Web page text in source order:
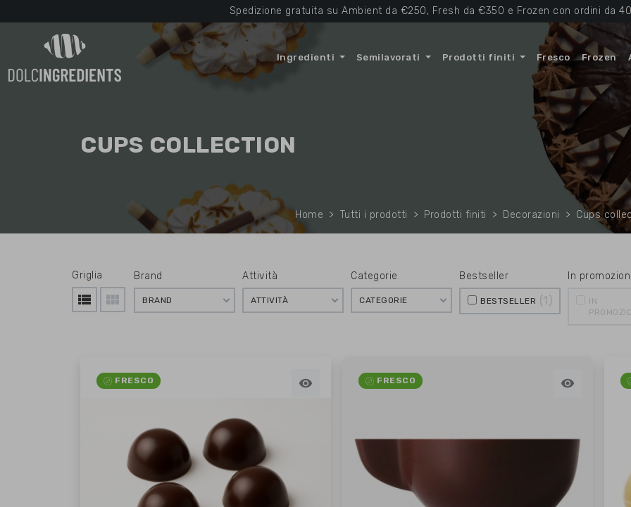
Spedizione gratuita su Ambient da €250, Fresh da €350 e Frozen con ordini da
Ingredienti Semilavorati Prodotti finiti Fresco Frozen
CUPS COLLECTION
Home Tutti i prodotti Prodotti finiti Decorazioni Cups
Griglia
view_list view_module
Brand
BRAND
Attività
ATTIVITÀ
Categorie
CATEGORIE
Bestseller
BESTSELLER 1
In
IN
FRESCO  FRESCO 